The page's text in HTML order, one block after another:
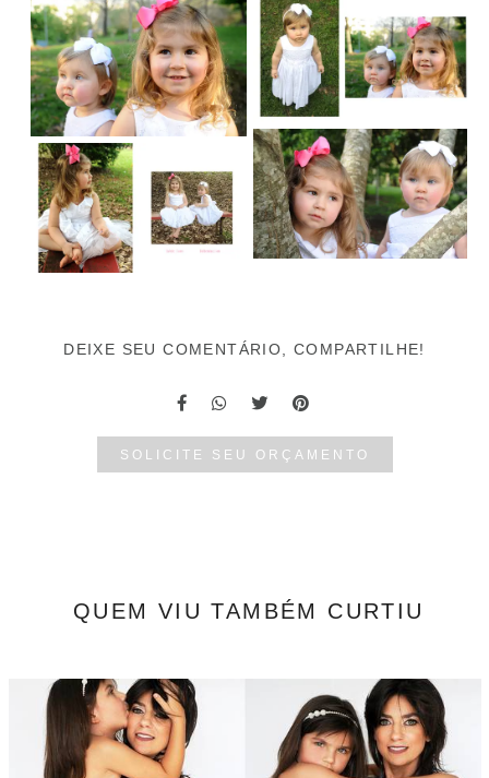
DEIXE SEU COMENTÁRIO, COMPARTILHE!
SOLICITE SEU ORÇAMENTO
QUEM VIU TAMBÉM CURTIU